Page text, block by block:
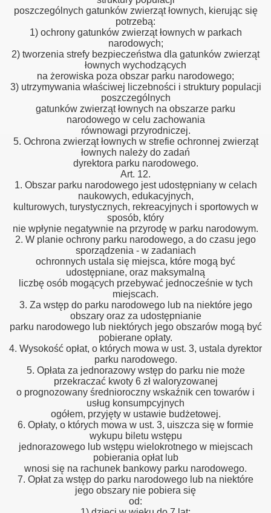
poszczególnych gatunków zwierząt łownych, kierując się
potrzebą:
1) ochrony gatunków zwierząt łownych w parkach
narodowych;
2) tworzenia strefy bezpieczeństwa dla gatunków zwierząt
łownych wychodzących
na żerowiska poza obszar parku narodowego;
3) utrzymywania właściwej liczebności i struktury populacji
poszczególnych
gatunków zwierząt łownych na obszarze parku
narodowego w celu zachowania
równowagi przyrodniczej.
5. Ochrona zwierząt łownych w strefie ochronnej zwierząt
łownych należy do zadań
dyrektora parku narodowego.
Art. 12.
1. Obszar parku narodowego jest udostępniany w celach
naukowych, edukacyjnych,
kulturowych, turystycznych, rekreacyjnych i sportowych w
sposób, który
nie wpłynie negatywnie na przyrodę w parku narodowym.
2. W planie ochrony parku narodowego, a do czasu jego
sporządzenia - w zadaniach
ochronnych ustala się miejsca, które mogą być
udostępniane, oraz maksymalną
liczbę osób mogących przebywać jednocześnie w tych
miejscach.
3. Za wstęp do parku narodowego lub na niektóre jego
obszary oraz za udostępnianie
parku narodowego lub niektórych jego obszarów mogą być
pobierane opłaty.
4. Wysokość opłat, o których mowa w ust. 3, ustala dyrektor
parku narodowego.
5. Opłata za jednorazowy wstęp do parku nie może
przekraczać kwoty 6 zł waloryzowanej
o prognozowany średnioroczny wskaźnik cen towarów i
usług konsumpcyjnych
ogółem, przyjęty w ustawie budżetowej.
6. Opłaty, o których mowa w ust. 3, uiszcza się w formie
wykupu biletu wstępu
jednorazowego lub wstępu wielokrotnego w miejscach
pobierania opłat lub
wnosi się na rachunek bankowy parku narodowego.
7. Opłat za wstęp do parku narodowego lub na niektóre
jego obszary nie pobiera się
od: